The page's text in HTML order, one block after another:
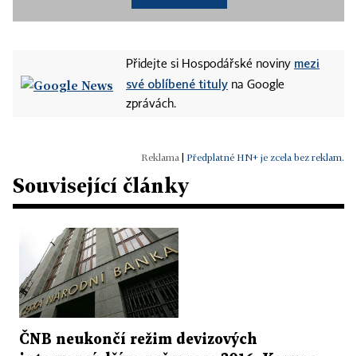
Přidejte si Hospodářské noviny mezi
své oblíbené tituly na Google
zprávách.
Předplatné HN+ je zcela bez reklam.
Související články
ČNB neukončí režim devizových